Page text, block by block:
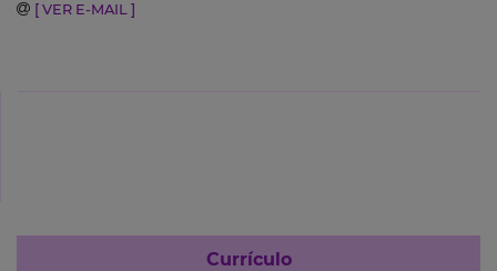
[ VER E-MAIL ]
Currículo